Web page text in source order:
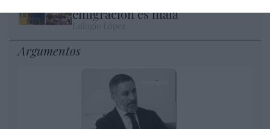
emigración es mala
Argumentos